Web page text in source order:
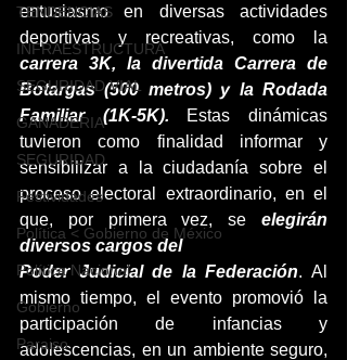
TENDENCIAS
INFRAESTRUCTURA
SEGURIDAD VIAL
GANADERIA
SEGURIDAD
Festividades
Política < Gobierno de México
Política Nacional
Gobierno
Paraiso
entusiasmo en diversas actividades
carrera 3K, la divertida Carrera de
Botargas (500 metros) y la Rodada
Familiar (1K-5K). Estas dinámicas
tuvieron como finalidad informar y
sensibilizar a la ciudadanía sobre el
proceso electoral extraordinario, en el
que, por primera vez, se elegirán
diversos cargos del
Poder Judicial de la Federación. Al
mismo tiempo, el evento promovió la
participación de infancias y
adolescencias, en un ambiente seguro,